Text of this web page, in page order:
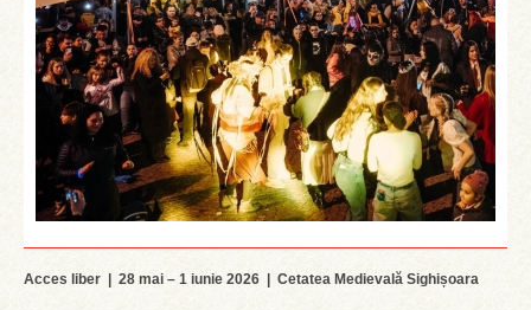
Acces liber | 28 mai – 1 iunie 2026 | Cetatea Medievală Sighișoara